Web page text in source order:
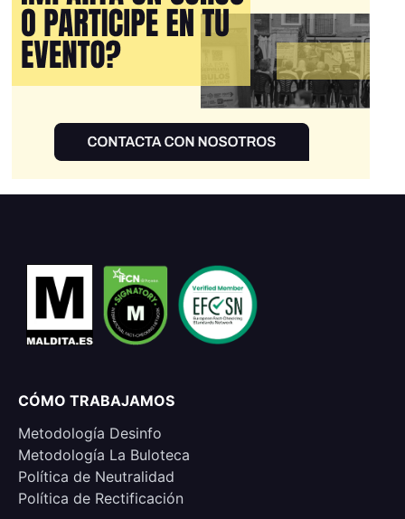
CÓMO TRABAJAMOS
Metodología Desinfo
Metodología La Buloteca
Política de Neutralidad
Política de Rectificación